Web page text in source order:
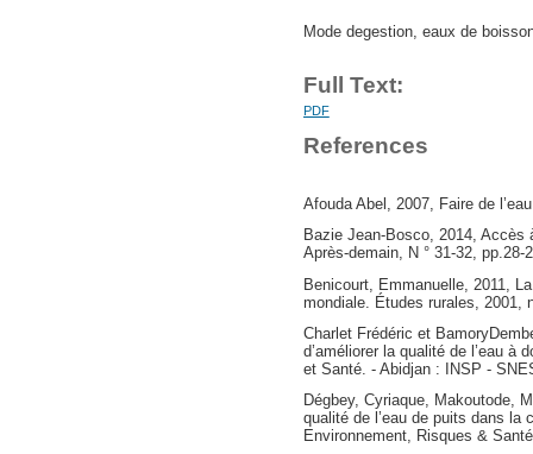
Mode degestion, eaux de
Full Text:
PDF
References
Afouda Abel, 2007, Faire de
Bazie Jean-Bosco, 2014, Accès
Après-demain, N ° 31-32, pp.28-
Benicourt, Emmanuelle, 2011,
mondiale. Études rurales, 2001,
Charlet Frédéric et
d’améliorer la qualité de l’eau à
et Santé. - Abidjan : INSP -
Dégbey, Cyriaque, Makoutode,
qualité de l’eau de puits dans la
Environnement, Risques &